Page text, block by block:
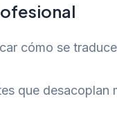
cómo se
que desacoplan